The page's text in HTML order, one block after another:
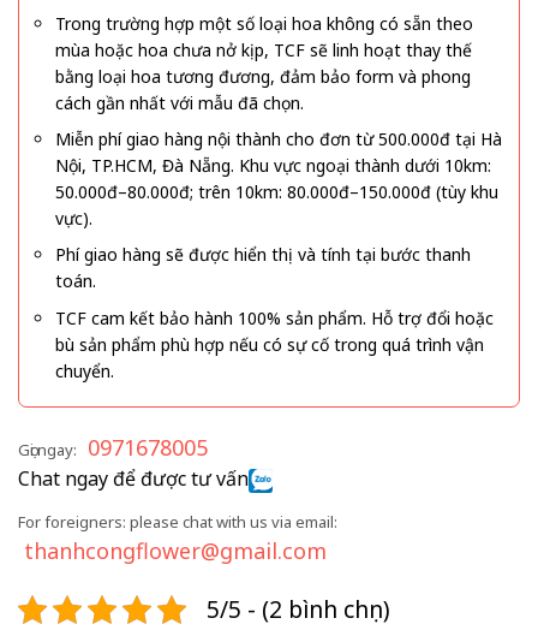
Trong trường hợp một số loại hoa không có sẵn theo
mùa hoặc hoa chưa nở kịp, TCF sẽ linh hoạt thay thế
bằng loại hoa tương đương, đảm bảo form và phong
cách gần nhất với mẫu đã chọn.
Miễn phí giao hàng nội thành cho đơn từ 500.000đ tại Hà
Nội, TP.HCM, Đà Nẵng. Khu vực ngoại thành dưới 10km:
50.000đ–80.000đ; trên 10km: 80.000đ–150.000đ (tùy khu
vực).
Phí giao hàng sẽ được hiển thị và tính tại bước thanh
toán.
TCF cam kết bảo hành 100% sản phẩm. Hỗ trợ đổi hoặc
bù sản phẩm phù hợp nếu có sự cố trong quá trình vận
chuyển.
Gọi ngay: 0971678005
Chat ngay để được tư vấn
For foreigners: please chat with us via email:
thanhcongflower@gmail.com
5/5 - (2 bình chọn)